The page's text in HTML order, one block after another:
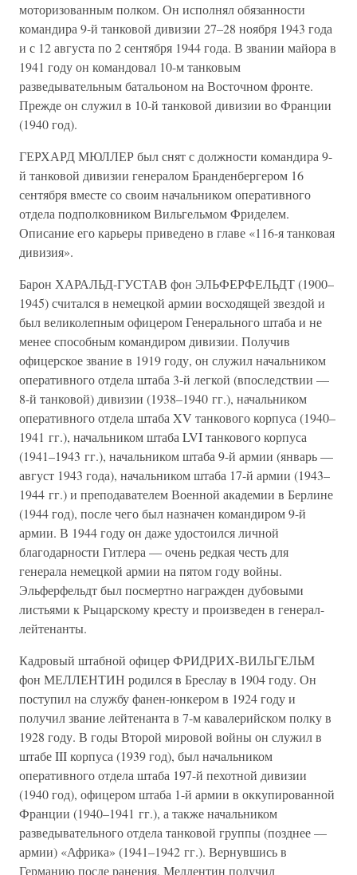
моторизованным полком. Он исполнял обязанности
командира 9-й танковой дивизии 27–28 ноября 1943 года
и с 12 августа по 2 сентября 1944 года. В звании майора в
1941 году он командовал 10-м танковым
разведывательным батальоном на Восточном фронте.
Прежде он служил в 10-й танковой дивизии во Франции
(1940 год).
ГЕРХАРД МЮЛЛЕР был снят с должности командира 9-
й танковой дивизии генералом Бранденбергером 16
сентября вместе со своим начальником оперативного
отдела подполковником Вильгельмом Фриделем.
Описание его карьеры приведено в главе «116-я танковая
дивизия».
Барон ХАРАЛЬД-ГУСТАВ фон ЭЛЬФЕРФЕЛЬДТ (1900–
1945) считался в немецкой армии восходящей звездой и
был великолепным офицером Генерального штаба и не
менее способным командиром дивизии. Получив
офицерское звание в 1919 году, он служил начальником
оперативного отдела штаба 3-й легкой (впоследствии —
8-й танковой) дивизии (1938–1940 гг.), начальником
оперативного отдела штаба XV танкового корпуса (1940–
1941 гг.), начальником штаба LVI танкового корпуса
(1941–1943 гг.), начальником штаба 9-й армии (январь —
август 1943 года), начальником штаба 17-й армии (1943–
1944 гг.) и преподавателем Военной академии в Берлине
(1944 год), после чего был назначен командиром 9-й
армии. В 1944 году он даже удостоился личной
благодарности Гитлера — очень редкая честь для
генерала немецкой армии на пятом году войны.
Эльферфельдт был посмертно награжден дубовыми
листьями к Рыцарскому кресту и произведен в генерал-
лейтенанты.
Кадровый штабной офицер ФРИДРИХ-ВИЛЬГЕЛЬМ
фон МЕЛЛЕНТИН родился в Бреслау в 1904 году. Он
поступил на службу фанен-юнкером в 1924 году и
получил звание лейтенанта в 7-м кавалерийском полку в
1928 году. В годы Второй мировой войны он служил в
штабе III корпуса (1939 год), был начальником
оперативного отдела штаба 197-й пехотной дивизии
(1940 год), офицером штаба 1-й армии в оккупированной
Франции (1940–1941 гг.), а также начальником
разведывательного отдела танковой группы (позднее —
армии) «Африка» (1941–1942 гг.). Вернувшись в
Германию после ранения, Меллентин получил